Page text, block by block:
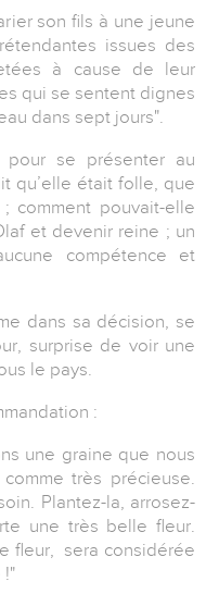
son fils à une jeune
issues des
à cause de leur
qui se sentent dignes
dans sept jours".
pour se présenter au
qu’elle était folle, que
comment pouvait-elle
et devenir reine ; un
compétence et
dans sa décision, se
surprise de voir une
le pays.
:
une graine que nous
très précieuse.
Plantez-la, arrosez-
une très belle fleur.
fleur, sera considérée
!"